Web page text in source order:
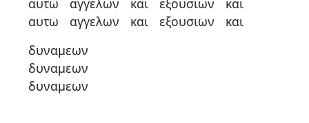
αυτω
αυτω
αγγελων
αγγελων
και
και
εξουσιων
εξουσιων
και
και
δυναμεων
δυναμεων
δυναμεων